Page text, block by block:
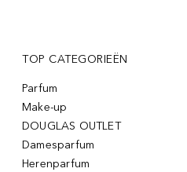
TOP CATEGORIEËN
Parfum
Make-up
DOUGLAS OUTLET
Damesparfum
Herenparfum